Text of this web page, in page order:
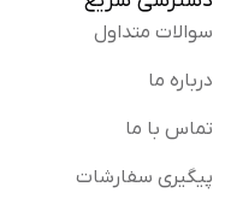
سوالات متداول
درباره ما
تماس با ما
پیگیری سفارشات